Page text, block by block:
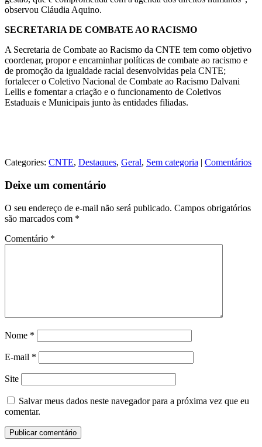
observou Cláudia Aquino.
SECRETARIA DE COMBATE AO RACISMO
A Secretaria de Combate ao Racismo da CNTE tem como objetivo
coordenar, propor e encaminhar políticas de combate ao racismo e
de promoção da igualdade racial desenvolvidas pela CNTE;
fortalecer o Coletivo Nacional de Combate ao Racismo Dalvani
Lellis e fomentar a criação e o funcionamento de Coletivos
Estaduais e Municipais junto às entidades filiadas.
Categories: CNTE, Destaques, Geral, Sem categoria | Comentários
Deixe um comentário
O seu endereço de e-mail não será publicado. Campos obrigatórios
são marcados com *
Comentário *
Nome *
E-mail *
Site
Salvar meus dados neste navegador para a próxima vez que eu
comentar.